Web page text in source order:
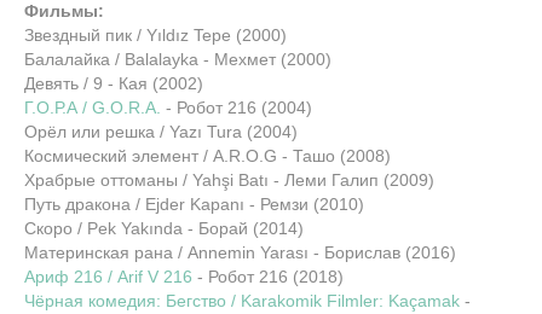
Фильмы:
Звездный пик / Yıldız Tepe (2000)
Балалайка / Balalayka - Мехмет (2000)
Девять / 9 - Кая (2002)
Г.О.Р.А / G.O.R.A. - Робот 216 (2004)
Орёл или решка / Yazı Tura (2004)
Космический элемент / A.R.O.G - Ташо (2008)
Храбрые оттоманы / Yahşi Batı - Леми Галип (2009)
Путь дракона / Ejder Kapanı - Ремзи (2010)
Скоро / Pek Yakında - Борай (2014)
Материнская рана / Annemin Yarası - Борислав (2016)
Ариф 216 / Arif V 216 - Робот 216 (2018)
Чёрная комедия: Бегство / Karakomik Filmler: Kaçamak -